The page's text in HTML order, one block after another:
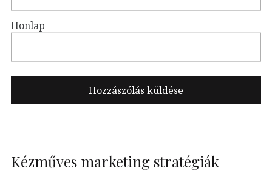
Honlap
Kézműves marketing stratégiák